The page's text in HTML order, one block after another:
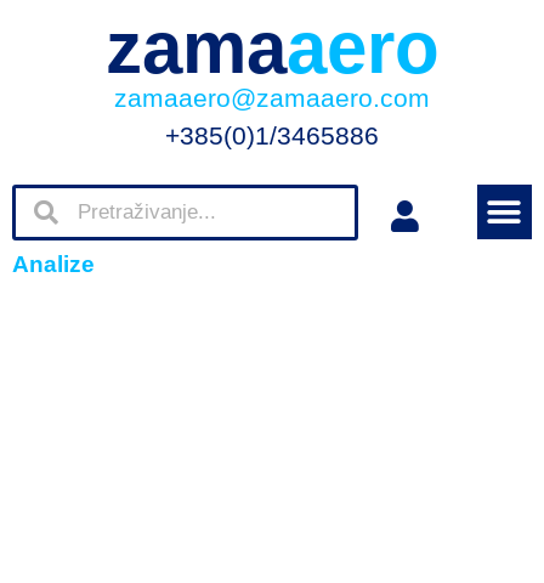
zamaaero
zamaaero@zamaaero.com
+385(0)1/3465886
Analize